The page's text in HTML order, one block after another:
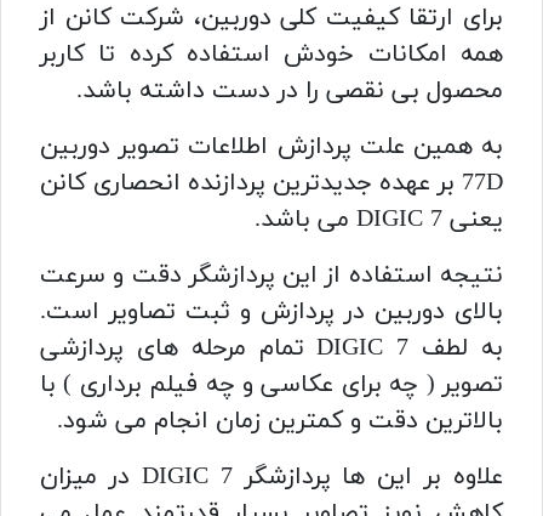
برای ارتقا کیفیت کلی دوربین، شرکت کانن از
همه امکانات خودش استفاده کرده تا کاربر
محصول بی نقصی را در دست داشته باشد.
به همین علت پردازش اطلاعات تصویر دوربین
77D بر عهده جدیدترین پردازنده انحصاری کانن
یعنی DIGIC 7 می باشد.
نتیجه استفاده از این پردازشگر دقت و سرعت
بالای دوربین در پردازش و ثبت تصاویر است.
به لطف DIGIC 7 تمام مرحله های پردازشی
تصویر ( چه برای عکاسی و چه فیلم برداری ) با
بالاترین دقت و کمترین زمان انجام می شود.
علاوه بر این ها پردازشگر DIGIC 7 در میزان